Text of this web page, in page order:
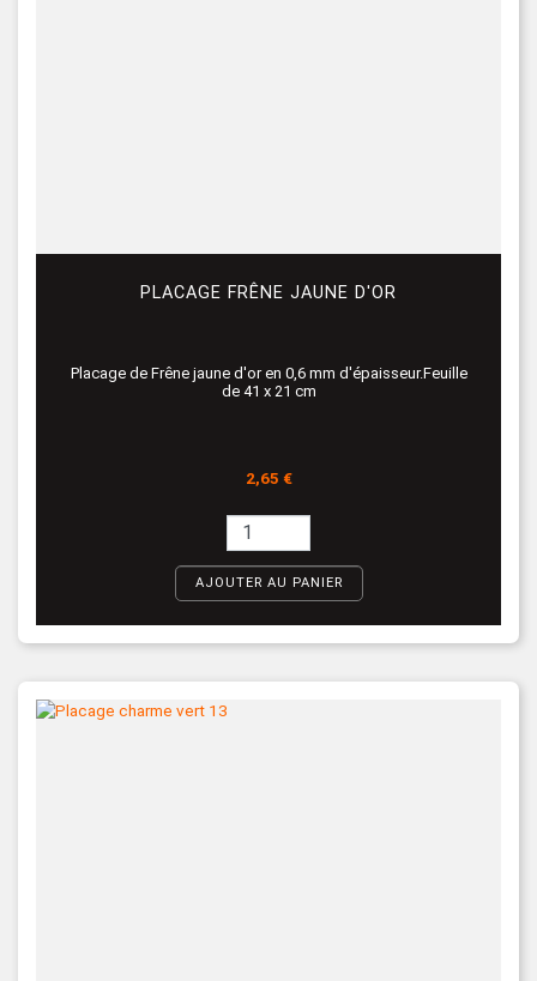
PLACAGE FRÊNE JAUNE D'OR
Placage de Frêne jaune d'or en 0,6 mm d'épaisseur.Feuille
de 41 x 21 cm
Prix
2,65 €
AJOUTER AU PANIER